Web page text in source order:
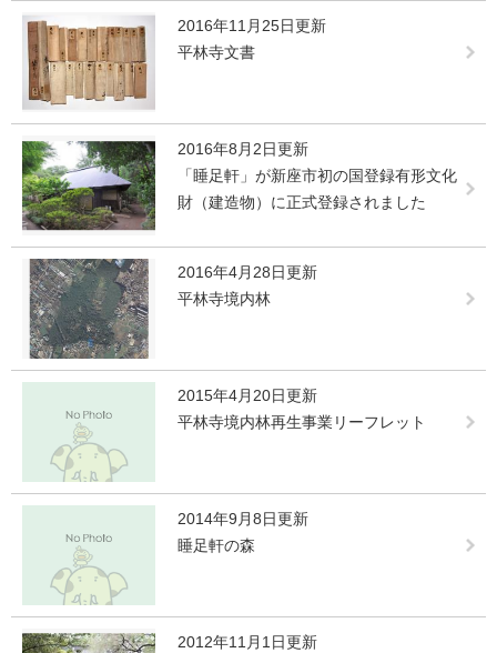
2016年11月25日更新
平林寺文書
2016年8月2日更新
「睡足軒」が新座市初の国登録有形文化
財（建造物）に正式登録されました
2016年4月28日更新
平林寺境内林
2015年4月20日更新
平林寺境内林再生事業リーフレット
2014年9月8日更新
睡足軒の森
2012年11月1日更新